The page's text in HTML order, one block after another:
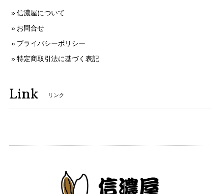
信濃屋について
お問合せ
プライバシーポリシー
特定商取引法に基づく表記
Link リンク